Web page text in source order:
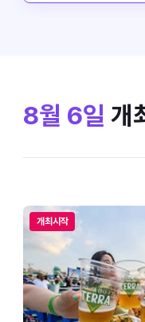
8월 6일 개
개최시작